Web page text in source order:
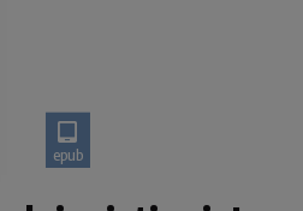
epub